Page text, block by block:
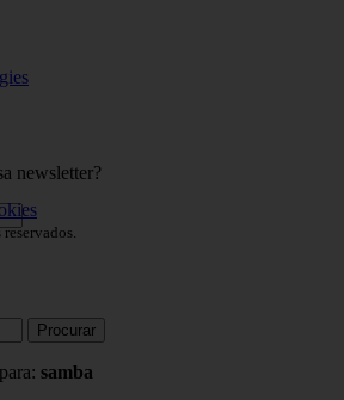
newsletter?
Procurar
samba